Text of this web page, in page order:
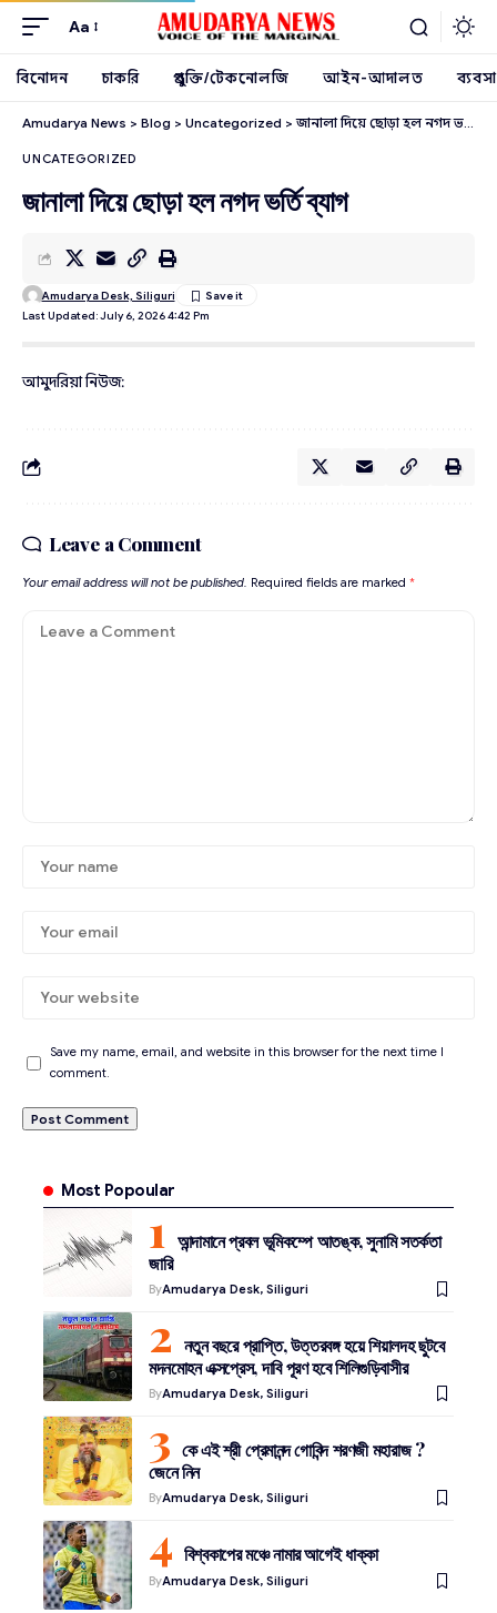
Aa
বিনোদন চাকরি প্রযুক্তি/টেকনোলজি আইন-আদালত ব্যবসা
Amudarya News > Blog > Uncategorized >জানালা দিয়ে ছোড়া হল নগদ ভর্তি ব্যাগ
UNCATEGORIZED
জানালা দিয়ে ছোড়া হল নগদ ভর্তি ব্যাগ
Last Updated: July 6, 2026 4:42 Pm
Amudarya Desk, Siliguri
আমুদরিয়া নিউজ:
Leave a Comment
Your email address will not be published. Required fields are marked *
Save my name, email, and website in this browser for the next time I
comment.
Most Popoular
আন্দামানে প্রবল ভূমিকম্পে আতঙ্ক, সুনামি সতর্কতা
জারি
ByAmudarya Desk, Siliguri
নতুন বছরে প্রাপ্তি, উত্তরবঙ্গ হয়ে শিয়ালদহ ছুটবে
মদনমোহন এক্সপ্রেস, দাবি পূরণ হবে শিলিগুড়িবাসীর
ByAmudarya Desk, Siliguri
কে এই শ্রী প্রেমানন্দ গোবিন্দ শরণজী মহারাজ ?
জেনে নিন
ByAmudarya Desk, Siliguri
বিশ্বকাপের মঞ্চে নামার আগেই ধাক্কা
ByAmudarya Desk, Siliguri